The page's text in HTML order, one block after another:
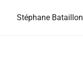
Stéphane Bataillon